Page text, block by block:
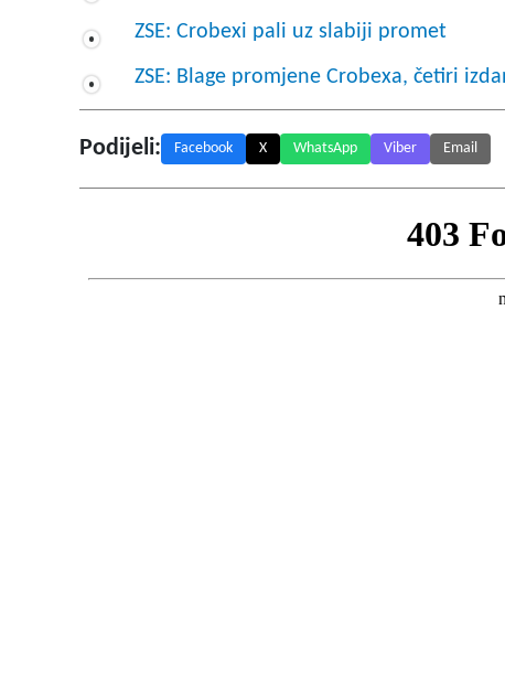
ZSE: Crobexi pali uz slabiji promet
ZSE: Blage promjene Crobexa, četiri
Podijeli: Facebook X WhatsApp Viber Email